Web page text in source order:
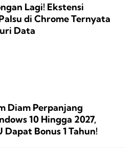
Lagi! Ekstensi
di Chrome Ternyata
Data
Diam Perpanjang
10 Hingga 2027,
Dapat Bonus 1 Tahun!